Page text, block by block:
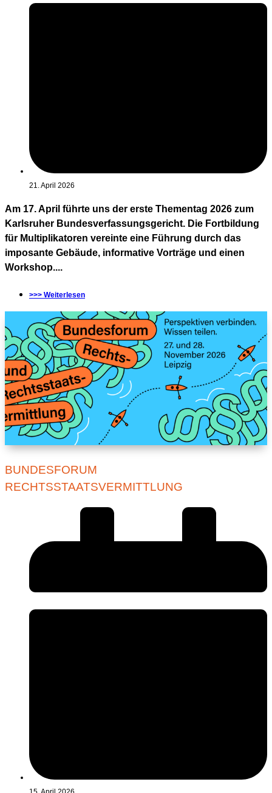
21. April 2026
Am 17. April führte uns der erste Thementag 2026 zum
Karlsruher Bundesverfassungsgericht. Die Fortbildung
für Multiplikatoren vereinte eine Führung durch das
imposante Gebäude, informative Vorträge und einen
Workshop....
>>> Weiterlesen
BUNDESFORUM
RECHTSSTAATSVERMITTLUNG